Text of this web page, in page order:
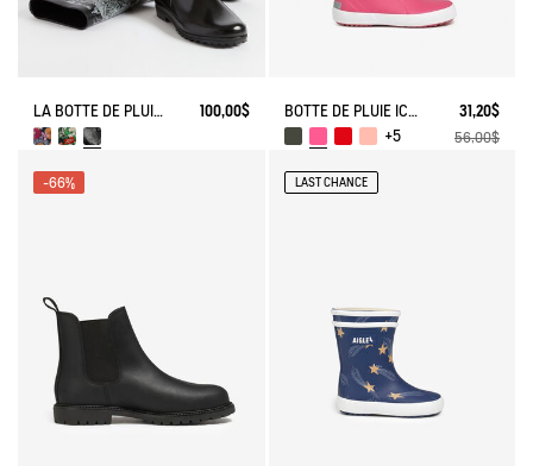
LA BOTTE DE PLUIE IMPRIMÉE 100,00$ BOTTE DE PLUIE ICONIQUE LOLLY POP 31,20$
+5 56,00$
-66% LAST CHANCE